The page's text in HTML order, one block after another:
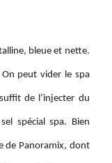
bleue et nette.
peut vider le spa
de l’injecter du
spécial spa. Bien
de Panoramix, dont